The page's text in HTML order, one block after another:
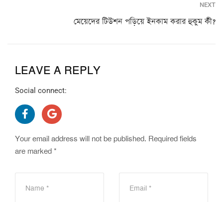
NEXT
মেয়েদের টিউশন পড়িয়ে ইনকাম করার হুকুম কী?
LEAVE A REPLY
Social connect:
Your email address will not be published. Required fields
are marked *